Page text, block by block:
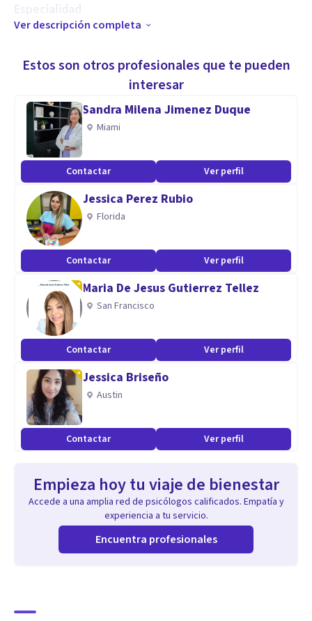
Especialidad
Entre mis habilidades como Psicólogo Clínico destacan la
escucha activa, compasión, interpretación neutral y
Aptitudes
Soy Psicólogo Clínico Humanista Transpersonal. Las
Técnicas y herramientas que utilizo en psicoterapia son:
Catarsis, Respiración Abdominal, Respiración Holotrópica,
Imaginería, Liberación Emocional, Visualización Simbólica,
Silla Vacía, Sanación del Niño Interior, Focusing, Técnica de
Perdón con los Padres, Psicomagia, etc.
Ver descripción completa
Estos son otros profesionales que te pueden
interesar
Sandra Milena Jimenez Duque
Miami
Contactar Ver perfil
Jessica Perez Rubio
Florida
Contactar Ver perfil
Maria De Jesus Gutierrez Tellez
San Francisco
Contactar Ver perfil
Jessica Briseño
Austin
Contactar Ver perfil
Empieza hoy tu viaje de bienestar
Accede a una amplia red de psicólogos calificados. Empatía y
experiencia a tu servicio.
Encuentra profesionales